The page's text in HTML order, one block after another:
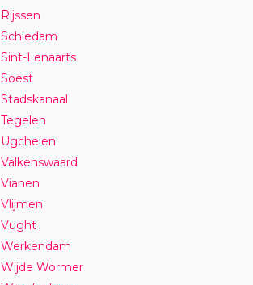
Rijssen
Schiedam
Sint-Lenaarts
Soest
Stadskanaal
Tegelen
Ugchelen
Valkenswaard
Vianen
Vlijmen
Vught
Werkendam
Wijde Wormer